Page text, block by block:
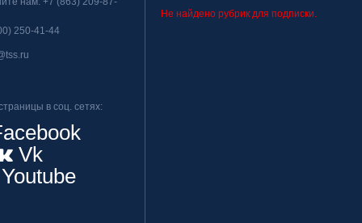
250-41-44
в соц. сетях:
Vk
Не найдено рубрик для подписки.